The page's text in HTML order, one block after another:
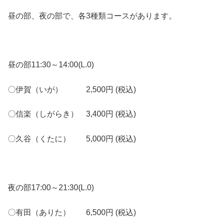
昼の部、夜の部で、各3種類コースがあります。
昼の部11:30～14:00(L.0)
〇伊賀（いが） 2,500円 (税込)
〇信楽（しがらき） 3,400円 (税込)
〇久谷（くたに） 5,000円 (税込)
夜の部17:00～21:30(L.0)
〇有田（ありた） 6,500円 (税込)